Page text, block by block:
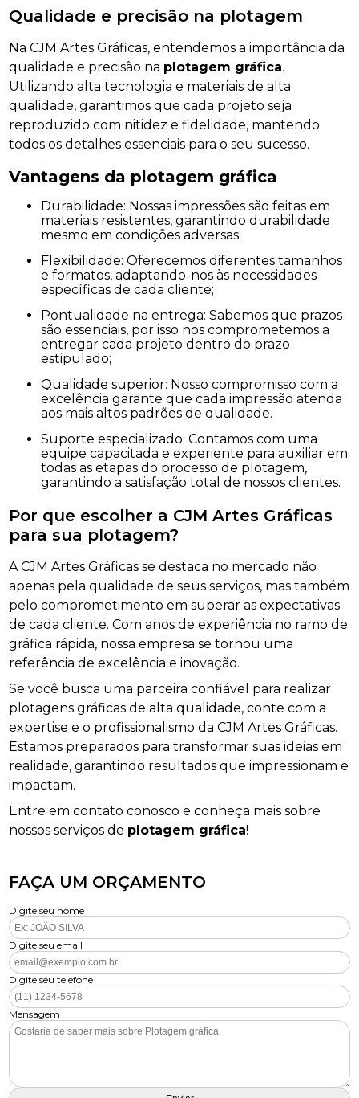
Qualidade e precisão na plotagem
Na CJM Artes Gráficas, entendemos a importância da
qualidade e precisão na plotagem gráfica.
Utilizando alta tecnologia e materiais de alta
qualidade, garantimos que cada projeto seja
reproduzido com nitidez e fidelidade, mantendo
todos os detalhes essenciais para o seu sucesso.
Vantagens da plotagem gráfica
Durabilidade: Nossas impressões são feitas em
materiais resistentes, garantindo durabilidade
mesmo em condições adversas;
Flexibilidade: Oferecemos diferentes tamanhos
e formatos, adaptando-nos às necessidades
específicas de cada cliente;
Pontualidade na entrega: Sabemos que prazos
são essenciais, por isso nos comprometemos a
entregar cada projeto dentro do prazo
estipulado;
Qualidade superior: Nosso compromisso com a
excelência garante que cada impressão atenda
aos mais altos padrões de qualidade.
Suporte especializado: Contamos com uma
equipe capacitada e experiente para auxiliar em
todas as etapas do processo de plotagem,
garantindo a satisfação total de nossos clientes.
Por que escolher a CJM Artes Gráficas
para sua plotagem?
A CJM Artes Gráficas se destaca no mercado não
apenas pela qualidade de seus serviços, mas também
pelo comprometimento em superar as expectativas
de cada cliente. Com anos de experiência no ramo de
gráfica rápida, nossa empresa se tornou uma
referência de excelência e inovação.
Se você busca uma parceira confiável para realizar
plotagens gráficas de alta qualidade, conte com a
expertise e o profissionalismo da CJM Artes Gráficas.
Estamos preparados para transformar suas ideias em
realidade, garantindo resultados que impressionam e
impactam.
Entre em contato conosco e conheça mais sobre
nossos serviços de plotagem gráfica!
FAÇA UM ORÇAMENTO
Digite seu nome
Digite seu email
Digite seu telefone
Mensagem